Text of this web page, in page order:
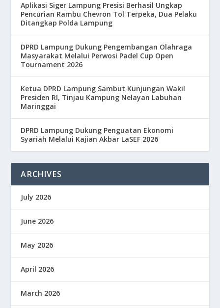
Aplikasi Siger Lampung Presisi Berhasil Ungkap
Pencurian Rambu Chevron Tol Terpeka, Dua Pelaku
Ditangkap Polda Lampung
DPRD Lampung Dukung Pengembangan Olahraga
Masyarakat Melalui Perwosi Padel Cup Open
Tournament 2026
Ketua DPRD Lampung Sambut Kunjungan Wakil
Presiden RI, Tinjau Kampung Nelayan Labuhan
Maringgai
DPRD Lampung Dukung Penguatan Ekonomi
Syariah Melalui Kajian Akbar LaSEF 2026
ARCHIVES
July 2026
June 2026
May 2026
April 2026
March 2026